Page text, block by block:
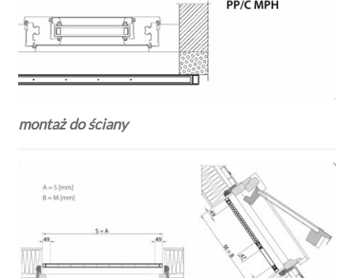
montaż do ściany